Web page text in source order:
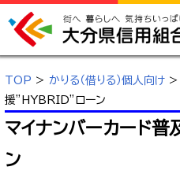
TOP > かりる（借りる）個人向け >
援”HYBRID”ローン
マイナンバーカード
ン